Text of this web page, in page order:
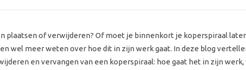
plaatsen of verwijderen? Of moet je binnenkort je koperspiraal
wel meer weten over hoe dit in zijn werk gaat. In deze blog
en vervangen van een koperspiraal: hoe gaat het in zijn werk,